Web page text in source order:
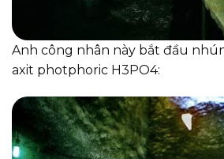
Anh công nhân này bắt đầu
axit photphoric H3PO4: